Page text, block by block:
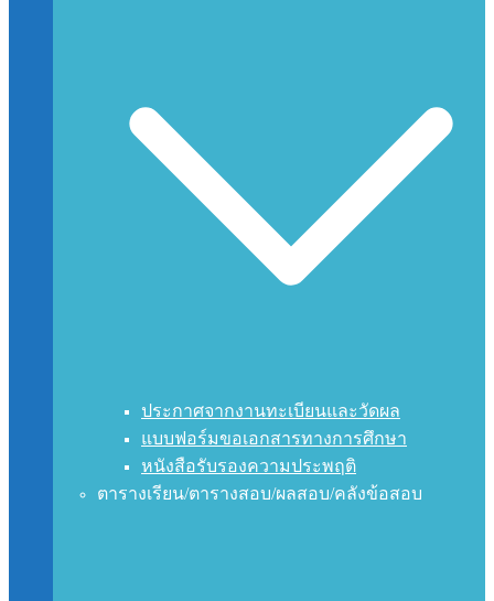
ประกาศจากงานทะเบียนและวัดผล
แบบฟอร์มขอเอกสารทางการศึกษา
หนังสือรับรองความประพฤติ
ตารางเรียน/ตารางสอบ/ผลสอบ/คลังข้อสอบ